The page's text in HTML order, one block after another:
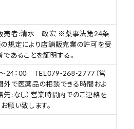
売者:清水 政宏 ※薬事法第24条
規定により店舗販売業の許可を受
であることを証明する。
24：00 TEL079-268-2777（営
外で医薬品の相談できる時間およ
先:なし）営業時間内でのご連絡を
願い致します。